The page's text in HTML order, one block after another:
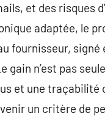
et des risques
adaptée, le
fournisseur,
gain n’est pas
et une traçabilité
un critère de